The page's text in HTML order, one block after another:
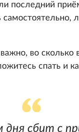
последний
во сколько
спать и
сбит с